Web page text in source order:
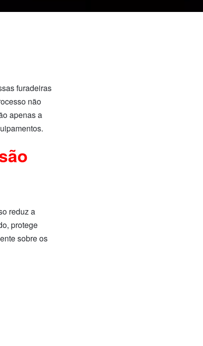
furadeiras
não
apenas a
reduz a
protege
sobre os